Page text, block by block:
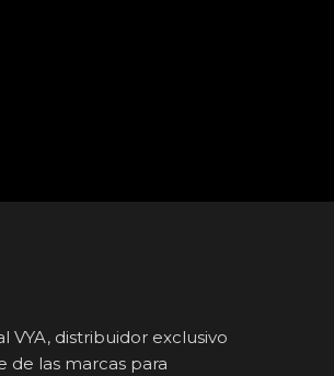
VYA, distribuidor exclusivo
de las marcas para